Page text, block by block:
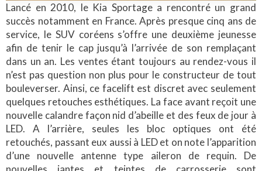
Lancé en 2010, le Kia Sportage a rencontré un grand
succès notamment en France. Après presque cinq ans de
service, le SUV coréens s’offre une deuxième jeunesse
afin de tenir le cap jusqu’à l’arrivée de son remplaçant
dans un an. Les ventes étant toujours au rendez-vous il
n’est pas question non plus pour le constructeur de tout
bouleverser. Ainsi, ce facelift est discret avec seulement
quelques retouches esthétiques. La face avant reçoit une
nouvelle calandre façon nid d’abeille et des feux de jour à
LED. A l’arrière, seules les bloc optiques ont été
retouchés, passant eux aussi à LED et on note l’apparition
d’une nouvelle antenne type aileron de requin. De